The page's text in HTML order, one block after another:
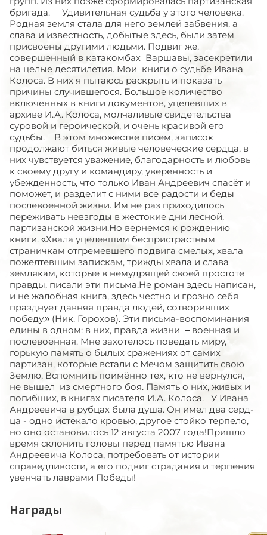
бригада. Удивительная судьба у этого человека.
Родная земля стала для него землей забвения, а
слава и известность, добытые здесь, были затем
присвоены другими людьми. Подвиг же,
совершенный в катакомбах Варшавы, засекретили
на целые десятилетия. Мои книги о судьбе Ивана
Колоса. В них я пытаюсь раскрыть и показать
причины случившегося. Большое количество
включенных в книги документов, уцелев­ших в
архиве И.А. Колоса, молчаливые свидетельства
суровой и героической, и очень красивой его
судьбы. В этом множестве писем, записок
продолжают биться живые человеческие сердца, в
них чувствуется уважение, благодарность и любовь
к своему другу и командиру, уверенность и
убежденность, что только Иван Андреевич спасёт и
поможет, и разделит с ними все радости и беды
послевоенной жизни. Им не раз приходилось
переживать невзгоды в жестокие дни лесной,
партизанской жизни.Но вернемся к рождению
книги. «Хвала уцелевшим беспристра­стным
страничкам отгремевшего подвига смелых, хвала
пожел­тевшим запискам, трижды хвала и слава
землякам, которые в не­мудрящей своей простоте
правды, писали эти письма.Не роман здесь написан,
и не жалобная книга, здесь честно и грозно себя
празднует давняя правда людей, сотворивших
победу.» (Ник. Горохов). Эти письма-воспоминания
едины в одном: в них, правда жизни – военная и
послевоенная. Мне захотелось поведать миру,
горькую память о былых сражениях от самих
партизан, которые встали с Мечом защитить свою
Землю, Вспомнить поимённо тех, кто не вернулся,
не вышел из смертного боя. Память о них, живых и
погибших, в книгах писателя И.А. Колоса. У Ивана
Андреевича в рубцах была душа. Он имел два серд­
ца - одно истекало кровью, другое стойко терпело,
но оно остано­вилось 12 августа 2007 года!Пришло
время склонить головы перед памятью Ивана
Андреевича Колоса, потребовать от истории
справедливости, a eго подвиг страдания и терпения
увенчать лаврами Победы!
Награды